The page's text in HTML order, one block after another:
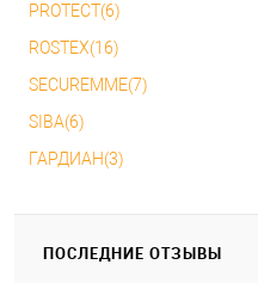
PROTECT(6)
ROSTEX(16)
SECUREMME(7)
SIBA(6)
ГАРДИАН(3)
ПОСЛЕДНИЕ ОТЗЫВЫ